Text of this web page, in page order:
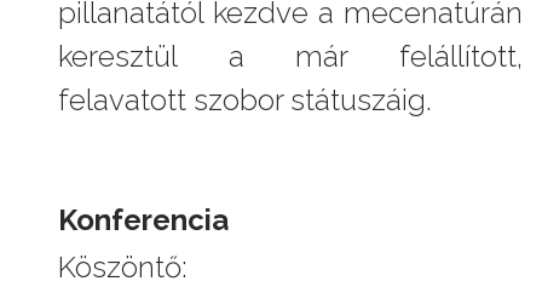
pillanatától kezdve a mecenatúrán
keresztül a már felállított,
felavatott szobor státuszáig.
Konferencia
Köszöntő: